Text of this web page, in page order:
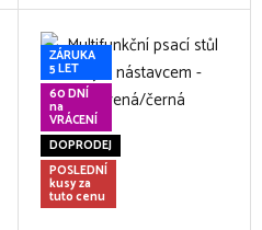
ZÁRUKA
5 LET
60 DNÍ
na
VRÁCENÍ
DOPRODEJ
POSLEDNÍ
kusy za
tuto cenu